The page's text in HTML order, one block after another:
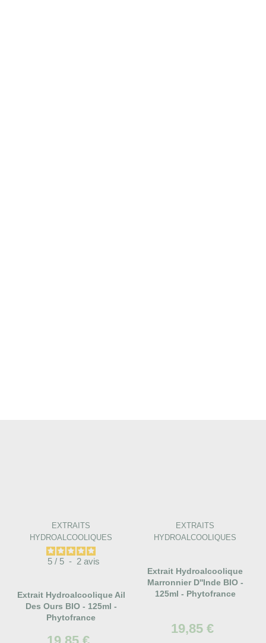
EXTRAITS
HYDROALCOOLIQUES
5 / 5 - 2 avis
Extrait Hydroalcoolique Ail
Des Ours BIO - 125ml -
Phytofrance
EXTRAITS
HYDROALCOOLIQUES
Extrait Hydroalcoolique
Marronnier D''Inde BIO -
125ml - Phytofrance
19,85 €